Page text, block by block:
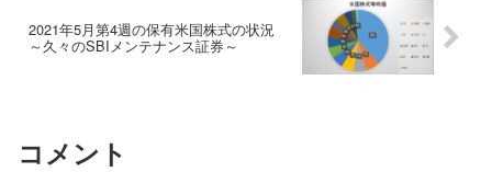
2021年5月第4週の保有米国株式の状況
～久々のSBIメンテナンス証券～
コメント